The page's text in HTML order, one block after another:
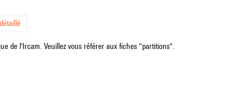
de l'Ircam. Veuillez vous référer aux fiches "partitions".